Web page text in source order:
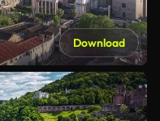
Download